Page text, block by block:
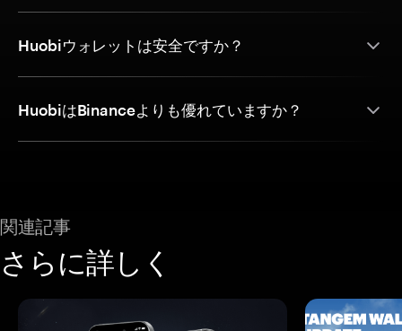
Huobiウォレットは安全ですか？
HuobiはBinanceよりも優れていますか？
関連記事
さらに詳しく